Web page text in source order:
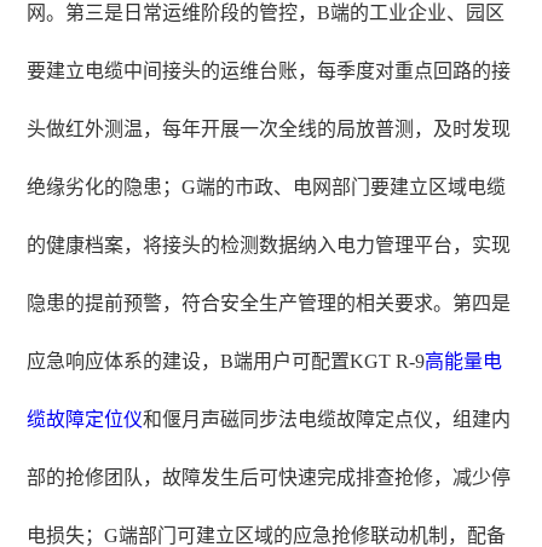
网。第三是日常运维阶段的管控，B端的工业企业、园区
要建立电缆中间接头的运维台账，每季度对重点回路的接
头做红外测温，每年开展一次全线的局放普测，及时发现
绝缘劣化的隐患；G端的市政、电网部门要建立区域电缆
的健康档案，将接头的检测数据纳入电力管理平台，实现
隐患的提前预警，符合安全生产管理的相关要求。第四是
应急响应体系的建设，B端用户可配置KGT R-9高能量电
缆故障定位仪和偃月声磁同步法电缆故障定点仪，组建内
部的抢修团队，故障发生后可快速完成排查抢修，减少停
电损失；G端部门可建立区域的应急抢修联动机制，配备